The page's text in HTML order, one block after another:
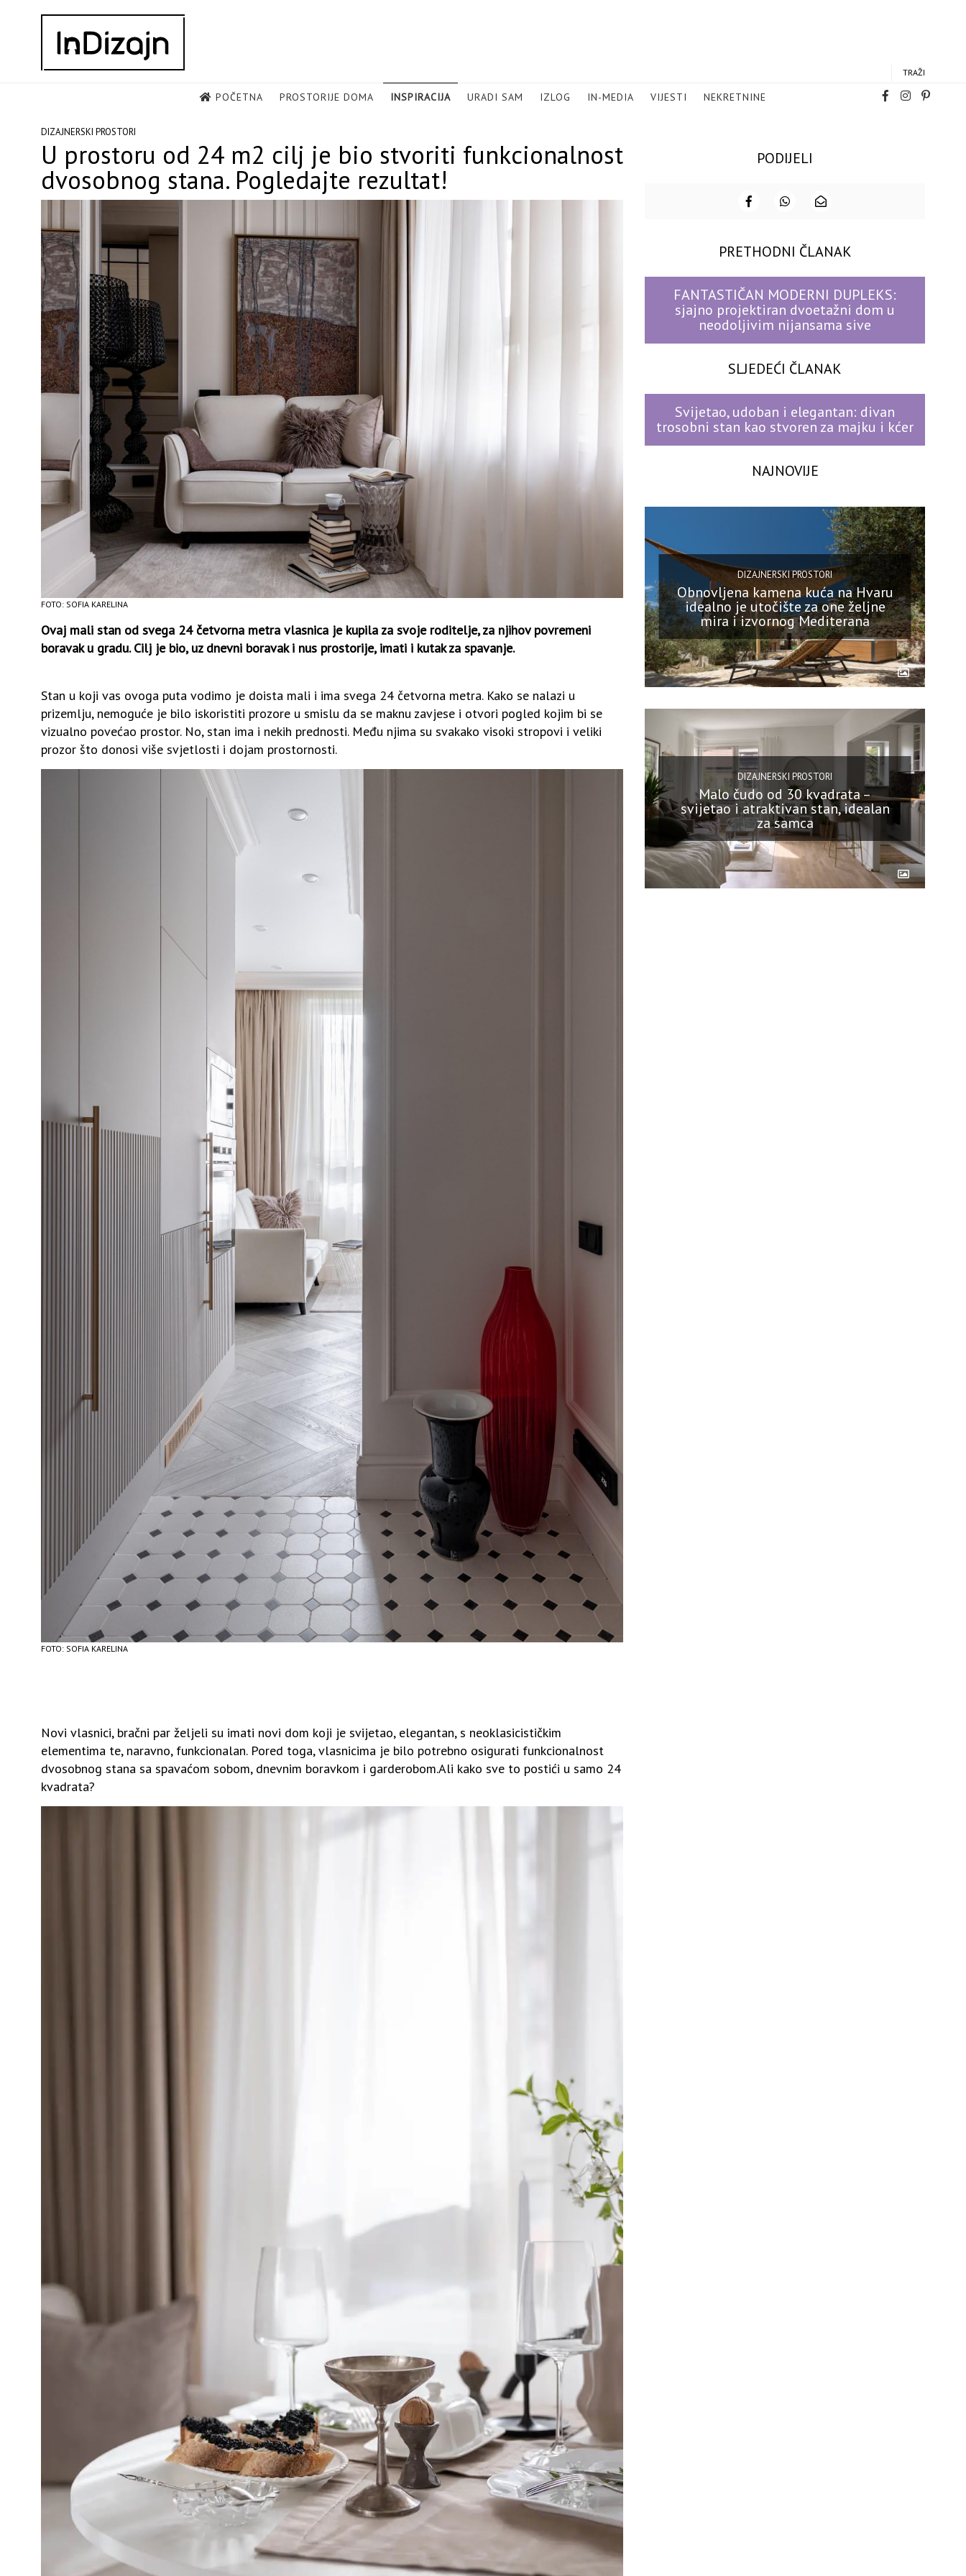
TRAŽI
POČETNA PROSTORIJE DOMA INSPIRACIJA URADI SAM IZLOG IN-MEDIA VIJESTI NEKRETNINE
DIZAJNERSKI PROSTORI
U prostoru od 24 m2 cilj je bio stvoriti funkcionalnost
dvosobnog stana. Pogledajte rezultat!
FOTO: SOFIA KARELINA
Ovaj mali stan od svega 24 četvorna metra vlasnica je kupila za svoje roditelje, za njihov povremeni
boravak u gradu. Cilj je bio, uz dnevni boravak i nus prostorije, imati i kutak za spavanje.
Stan u koji vas ovoga puta vodimo je doista mali i ima svega 24 četvorna metra. Kako se nalazi u
prizemlju, nemoguće je bilo iskoristiti prozore u smislu da se maknu zavjese i otvori pogled kojim bi se
vizualno povećao prostor. No, stan ima i nekih prednosti. Među njima su svakako visoki stropovi i veliki
prozor što donosi više svjetlosti i dojam prostornosti.
FOTO: SOFIA KARELINA
Novi vlasnici, bračni par željeli su imati novi dom koji je svijetao, elegantan, s neoklasicističkim
elementima te, naravno, funkcionalan. Pored toga, vlasnicima je bilo potrebno osigurati funkcionalnost
dvosobnog stana sa spavaćom sobom, dnevnim boravkom i garderobom.Ali kako sve to postići u samo 24
kvadrata?
PODIJELI
PRETHODNI ČLANAK
FANTASTIČAN MODERNI DUPLEKS:
sjajno projektiran dvoetažni dom u
neodoljivim nijansama sive
SLJEDEĆI ČLANAK
Svijetao, udoban i elegantan: divan
trosobni stan kao stvoren za majku i kćer
NAJNOVIJE
DIZAJNERSKI PROSTORI
Obnovljena kamena kuća na Hvaru
idealno je utočište za one željne
mira i izvornog Mediterana
DIZAJNERSKI PROSTORI
Malo čudo od 30 kvadrata –
svijetao i atraktivan stan, idealan
za samca